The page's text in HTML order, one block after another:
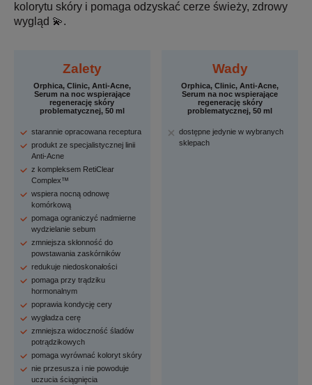
kolorytu skóry i pomaga odzyskać cerze świeży, zdrowy
wygląd 💫.
Zalety
Orphica, Clinic, Anti-Acne,
Serum na noc wspierające
regenerację skóry
problematycznej, 50 ml
starannie opracowana receptura
produkt ze specjalistycznej linii
Anti-Acne
z kompleksem RetiClear
Complex™
wspiera nocną odnowę
komórkową
pomaga ograniczyć nadmierne
wydzielanie sebum
zmniejsza skłonność do
powstawania zaskórników
redukuje niedoskonałości
pomaga przy trądziku
hormonalnym
poprawia kondycję cery
wygładza cerę
zmniejsza widoczność śladów
potrądzikowych
pomaga wyrównać koloryt skóry
nie przesusza i nie powoduje
uczucia ściągnięcia
Wady
Orphica, Clinic, Anti-Acne,
Serum na noc wspierające
regenerację skóry
problematycznej, 50 ml
dostępne jedynie w wybranych
sklepach